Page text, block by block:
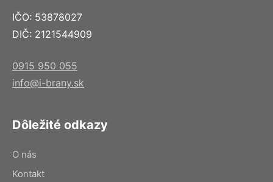
IČO: 53878027
DIČ: 2121544909
0915 950 055
info@i-brany.sk
Dôležité odkazy
O nás
Kontakt